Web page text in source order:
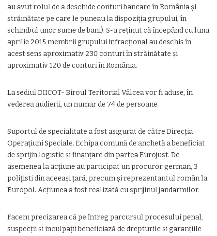
au avut rolul de a deschide conturi bancare în România şi
străinătate pe care le puneau la dispoziţia grupului, în
schimbul unor sume de bani). S-a reţinut că începând cu luna
aprilie 2015 membrii grupului infracţional au deschis în
acest sens aproximativ 230 conturi în străinătate şi
aproximativ 120 de conturi în România.
La sediul DIICOT- Biroul Teritorial Vâlcea vor fi aduse, în
vederea audierii, un numar de 74 de persoane.
Suportul de specialitate a fost asigurat de către Direcţia
Operaţiuni Speciale. Echipa comună de anchetă a beneficiat
de sprijin logistic şi finanţare din partea Eurojust. De
asemenea la acţiune au participat un procuror german, 3
poliţisti din aceeași țară, precum și reprezentantul român la
Europol. Acţiunea a fost realizată cu sprijinul jandarmilor.
Facem precizarea că pe întreg parcursul procesului penal,
suspecții și inculpații beneficiază de drepturile și garanțiile